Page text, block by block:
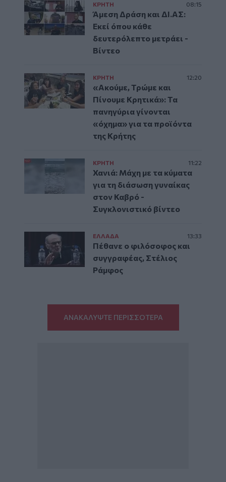
ΚΡΗΤΗ 08:15
Άμεση Δράση και ΔΙ.ΑΣ:
Εκεί όπου κάθε
δευτερόλεπτο μετράει -
Βίντεο
ΚΡΗΤΗ 12:20
«Ακούμε, Τρώμε και
Πίνουμε Κρητικά»: Τα
πανηγύρια γίνονται
«όχημα» για τα προϊόντα
της Κρήτης
ΚΡΗΤΗ 11:22
Χανιά: Μάχη με τα κύματα
για τη διάσωση γυναίκας
στον Καβρό -
Συγκλονιστικό βίντεο
ΕΛΛAΔΑ 13:33
Πέθανε ο φιλόσοφος και
συγγραφέας, Στέλιος
Ράμφος
ΑΝΑΚΑΛΥΨΤΕ ΠΕΡΙΣΣΟΤΕΡΑ